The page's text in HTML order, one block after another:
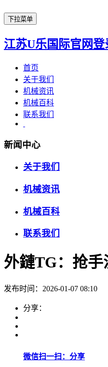
下拉菜单
江苏U乐国际官网登
首页
关于我们
机械资讯
机械百科
联系我们
新闻中心
关于我们
机械资讯
机械百科
联系我们
外鏈TG：抢手
发布时间：2026-01-07 08:10
分享：
微信扫一扫：分享